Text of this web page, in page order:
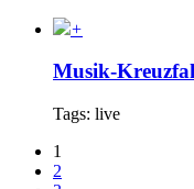
+
Musik-
Tags: live
1
2